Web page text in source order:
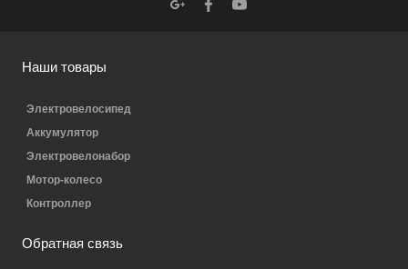
Наши товары
Электровелосипед
Аккумулятор
Электровелонабор
Мотор-колесо
Контроллер
Обратная связь